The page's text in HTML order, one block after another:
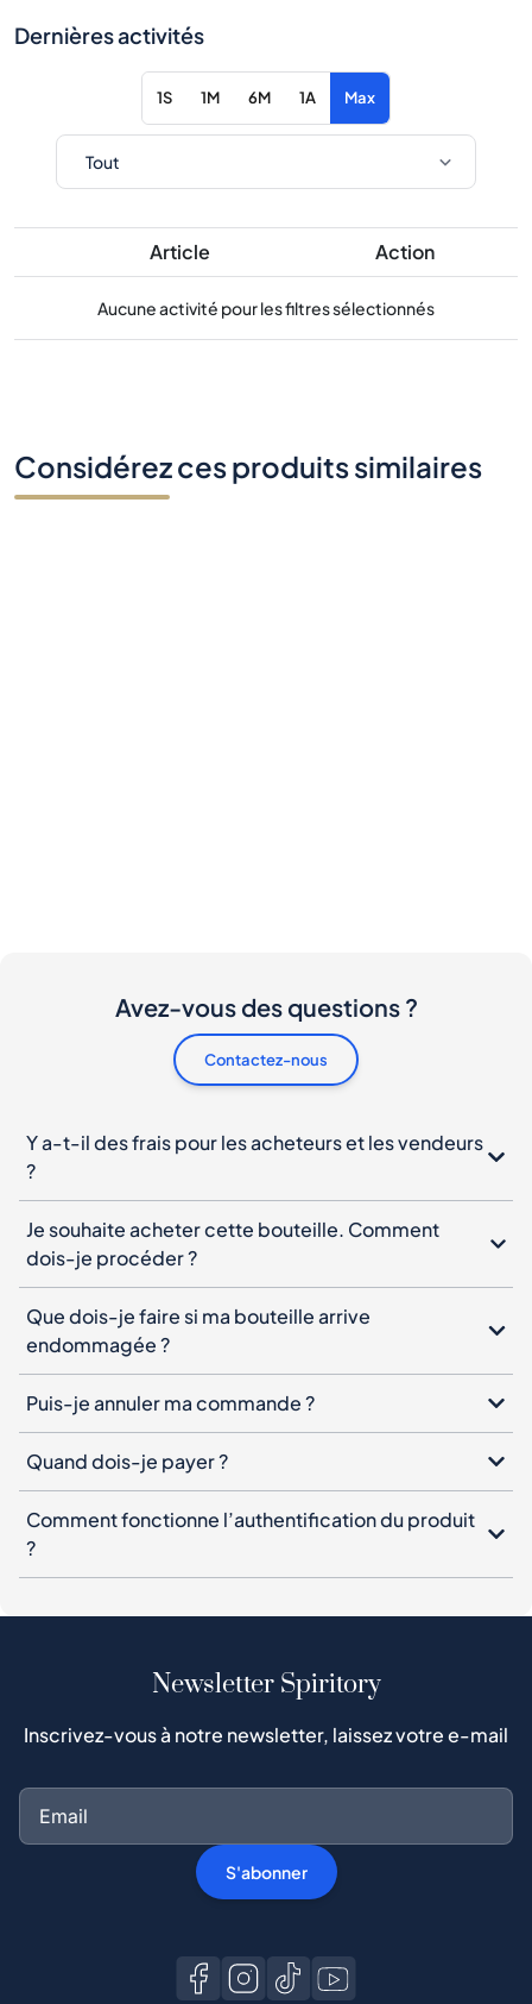
Dernières activités
1S 1M 6M 1A Max
Article Action
Aucune activité pour les filtres sélectionnés
Considérez ces produits similaires
Avez-vous des questions ?
Contactez-nous
Y a-t-il des frais pour les acheteurs et les vendeurs
?
Je souhaite acheter cette bouteille. Comment
dois-je procéder ?
Que dois-je faire si ma bouteille arrive
endommagée ?
Puis-je annuler ma commande ?
Quand dois-je payer ?
Comment fonctionne l’authentification du produit
?
Newsletter Spiritory
Inscrivez-vous à notre newsletter, laissez votre e-mail
S'abonner